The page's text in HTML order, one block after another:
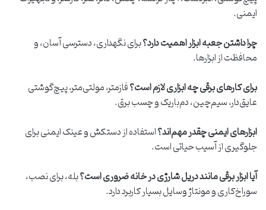
ایمنی.
چرا داشتن جعبه ابزار اهمیت دارد؟برای نگهداری، دسترسی آسان، و
محافظت از ابزارها.
برای کارهای برقی چه ابزاری لازم است؟فازمتر، مولتی‌متر، پیچ‌گوشتی
عایق‌دار، سیم‌چین، دم‌باریک و چسب برق.
ابزارهای ایمنی چقدر مهم‌اند؟استفاده از دستکش و عینک ایمنی برای
جلوگیری از آسیب حیاتی است.
آیا ابزار برقی مانند دریل شارژی در خانه ضروری است؟بله، برای نصب،
سوراخ‌کاری و مونتاژ وسایل بسیار کاربرد دارد.